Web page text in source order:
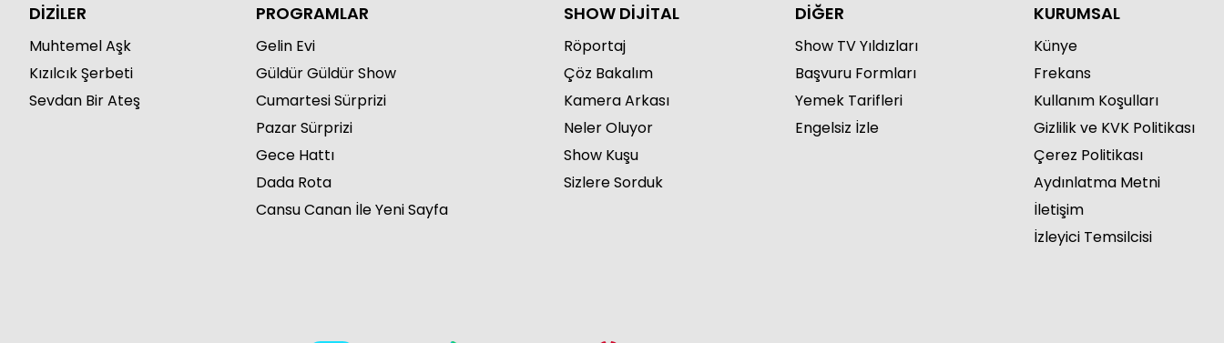
DİZİLER
Muhtemel Aşk
Kızılcık Şerbeti
Sevdan Bir Ateş
PROGRAMLAR
Gelin Evi
Güldür Güldür Show
Cumartesi Sürprizi
Pazar Sürprizi
Gece Hattı
Dada Rota
Cansu Canan İle Yeni Sayfa
SHOW DİJİTAL
Röportaj
Çöz Bakalım
Kamera Arkası
Neler Oluyor
Show Kuşu
Sizlere Sorduk
DİĞER
Show TV Yıldızları
Başvuru Formları
Yemek Tarifleri
Engelsiz İzle
KURUMSAL
Künye
Frekans
Kullanım Koşulları
Gizlilik ve KVK Politikası
Çerez Politikası
Aydınlatma Metni
İletişim
İzleyici Temsilcisi